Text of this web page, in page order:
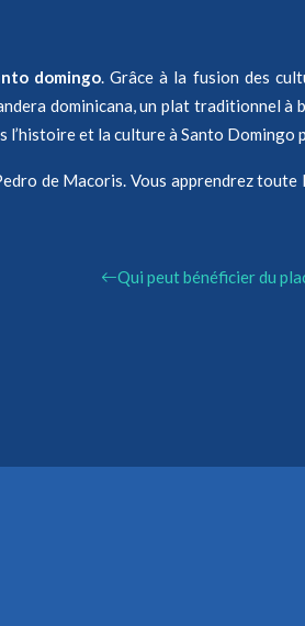
domingo. Grâce à la fusion des
dominicana, un plat traditionnel
l’histoire et la culture à Santo Domingo
de Macoris. Vous apprendrez
Qui peut bénéficier du